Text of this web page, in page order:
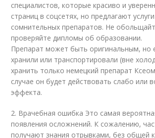
специалистов, которые красиво и
страниц в соцсетях, но предлагают
сомнительных препаратов. Не
проверяйте дипломы об образовании.
Препарат может быть оригинальным, но
хранили или транспортировали (вне
хранить только немецкий препарат
случае он будет действовать слабо или
эффекта.
2. Врачебная ошибка Это самая
появления осложнений. К сожалению,
получают знания отрывками, без общей